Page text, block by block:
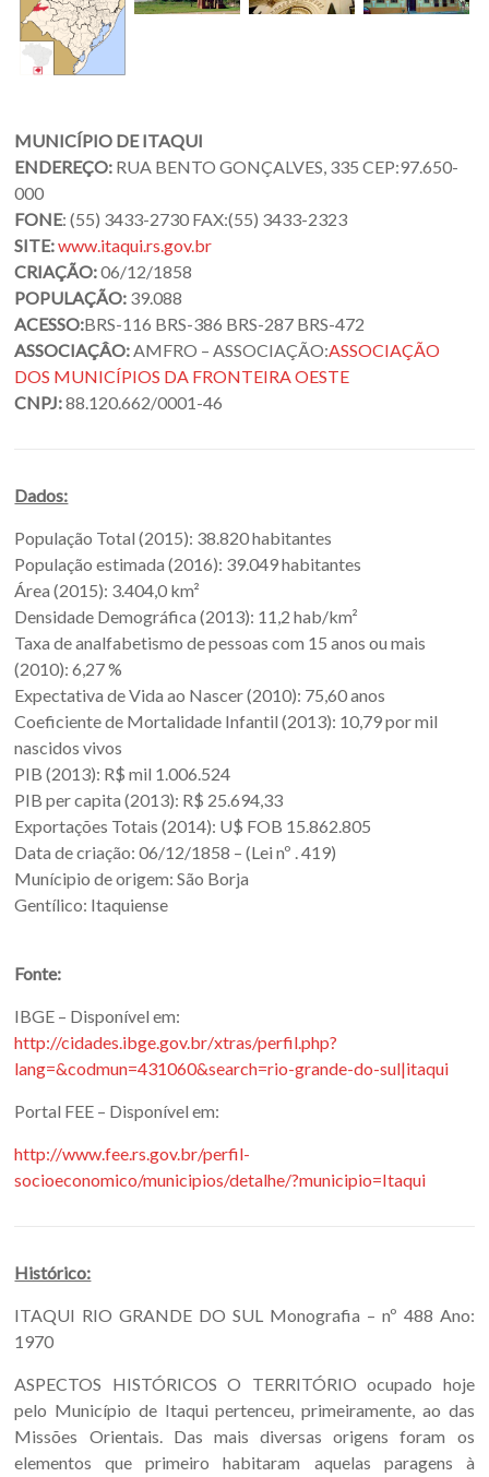
Oeste
–
Site
da
Associação
dos
Municípios
da
Fronteira
Oeste
do
estado
do
Sul.
MUNICÍPIO DE ITAQUI
ENDEREÇO: RUA BENTO GONÇALVES, 335CEP:97.650-
000
FONE:(55) 3433-2730 FAX:(55) 3433-2323
SITE:www.itaqui.rs.gov.br
CRIAÇÃO:06/12/1858
POPULAÇÃO: 39.088
ACESSO:BRS-116 BRS-386 BRS-287 BRS-472
ASSOCIAÇÂO:AMFRO – ASSOCIAÇÃO:ASSOCIAÇÃO
DOS MUNICÍPIOS DA FRONTEIRA OESTE
CNPJ:88.120.662/0001-46
Dados:
População Total (2015): 38.820 habitantes
População estimada (2016): 39.049 habitantes
Área (2015): 3.404,0 km²
Densidade Demográfica (2013): 11,2 hab/km²
Taxa de analfabetismo de pessoas com 15 anos ou mais
(2010): 6,27 %
Expectativa de Vida ao Nascer (2010): 75,60 anos
Coeficiente de Mortalidade Infantil (2013): 10,79 por mil
nascidos vivos
PIB (2013): R$ mil 1.006.524
PIB per capita (2013): R$ 25.694,33
Exportações Totais (2014): U$ FOB 15.862.805
Data de criação: 06/12/1858 – (Lei nº . 419)
Munícipio de origem: São Borja
Gentílico: Itaquiense
Fonte:
IBGE – Disponível em:
http://cidades.ibge.gov.br/xtras/perfil.php?
lang=&codmun=431060&search=rio-grande-do-sul|itaqui
Portal FEE – Disponível em:
http://www.fee.rs.gov.br/perfil-
socioeconomico/municipios/detalhe/?municipio=Itaqui
Histórico:
ITAQUI RIO GRANDE DO SUL Monografia – nº 488 Ano:
1970
ASPECTOS HISTÓRICOS O TERRITÓRIO ocupado hoje
pelo Município de Itaqui pertenceu, primeiramente, ao das
Missões Orientais. Das mais diversas origens foram os
elementos que primeiro habitaram aquelas paragens à